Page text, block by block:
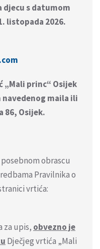
djecu s datumom
listopada 2026.
„Mali princ“ Osijek
maila ili
86, Osijek.
obrascu
Pravilnika o
vrtića:
za upis, obvezno je
Dječjeg vrtića „Mali